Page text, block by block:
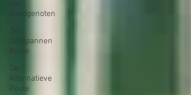
Bondgenoten
Ontspannen
Route
De
Alternatieve
Route